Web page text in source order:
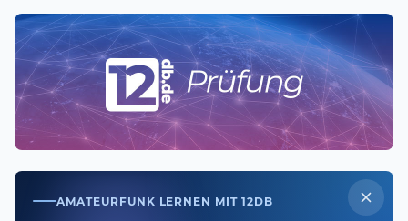
AMATEURFUNK LERNEN MIT 12DB